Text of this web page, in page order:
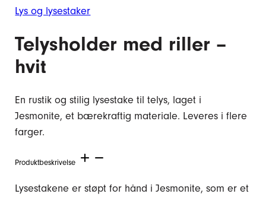
Lys og lysestaker
Telysholder med riller –
hvit
En rustik og stilig lysestake til telys, laget i
Jesmonite, et bærekraftig materiale. Leveres i flere
farger.
Produktbeskrivelse
Lysestakene er støpt for hånd i Jesmonite, som er et